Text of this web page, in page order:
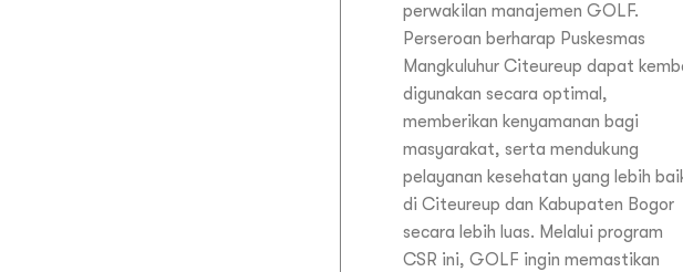
perwakilan manajemen GOLF.
Perseroan berharap Puskesmas
Mangkuluhur Citeureup dapat
digunakan secara optimal,
memberikan kenyamanan bagi
masyarakat, serta mendukung
pelayanan kesehatan yang lebih
di Citeureup dan Kabupaten Bogor
secara lebih luas. Melalui program
CSR ini, GOLF ingin memastikan